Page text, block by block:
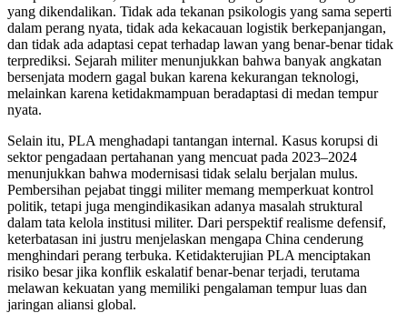
yang dikendalikan. Tidak ada tekanan psikologis yang sama seperti
dalam perang nyata, tidak ada kekacauan logistik berkepanjangan,
dan tidak ada adaptasi cepat terhadap lawan yang benar-benar tidak
terprediksi. Sejarah militer menunjukkan bahwa banyak angkatan
bersenjata modern gagal bukan karena kekurangan teknologi,
melainkan karena ketidakmampuan beradaptasi di medan tempur
nyata.
Selain itu, PLA menghadapi tantangan internal. Kasus korupsi di
sektor pengadaan pertahanan yang mencuat pada 2023–2024
menunjukkan bahwa modernisasi tidak selalu berjalan mulus.
Pembersihan pejabat tinggi militer memang memperkuat kontrol
politik, tetapi juga mengindikasikan adanya masalah struktural
dalam tata kelola institusi militer. Dari perspektif realisme defensif,
keterbatasan ini justru menjelaskan mengapa China cenderung
menghindari perang terbuka. Ketidakterujian PLA menciptakan
risiko besar jika konflik eskalatif benar-benar terjadi, terutama
melawan kekuatan yang memiliki pengalaman tempur luas dan
jaringan aliansi global.